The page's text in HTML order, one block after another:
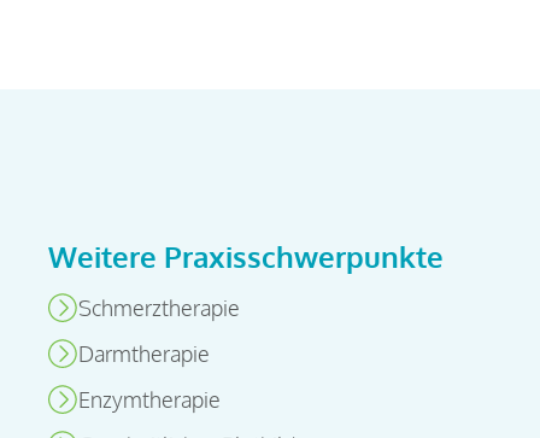
Weitere Praxisschwerpunkte
Schmerztherapie
Darmtherapie
Enzymtherapie